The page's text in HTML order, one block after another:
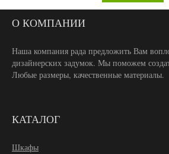
О КОМПАНИИ
Наша компания рада предложить Вам
дизайнерских задумок. Мы поможем
Любые размеры, качественные материалы.
КАТАЛОГ
Шкафы